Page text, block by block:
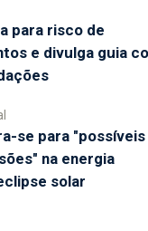
para risco de
e divulga guia
se para "possíveis
na energia
solar